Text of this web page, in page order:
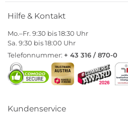
Hilfe & Kontakt
Mo.–Fr. 9:30 bis 18:30 Uhr
Sa. 9:30 bis 18:00 Uhr
Telefonnummer: + 43 316 / 870-0
Kundenservice